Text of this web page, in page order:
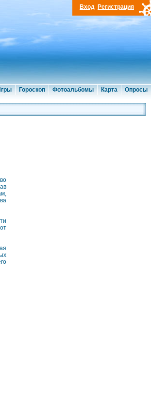
Гороскоп Фотоальбомы Карта Опросы
Вход Регистрация